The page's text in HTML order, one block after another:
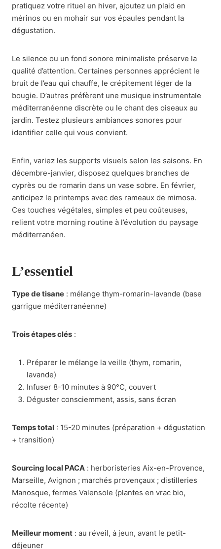
pratiquez votre rituel en hiver, ajoutez un plaid en
mérinos ou en mohair sur vos épaules pendant la
dégustation.
Le silence ou un fond sonore minimaliste préserve la
qualité d’attention. Certaines personnes apprécient le
bruit de l’eau qui chauffe, le crépitement léger de la
bougie. D’autres préfèrent une musique instrumentale
méditerranéenne discrète ou le chant des oiseaux au
jardin. Testez plusieurs ambiances sonores pour
identifier celle qui vous convient.
Enfin, variez les supports visuels selon les saisons. En
décembre-janvier, disposez quelques branches de
cyprès ou de romarin dans un vase sobre. En février,
anticipez le printemps avec des rameaux de mimosa.
Ces touches végétales, simples et peu coûteuses,
relient votre morning routine à l’évolution du paysage
méditerranéen.
L’essentiel
Type de tisane : mélange thym-romarin-lavande (base
garrigue méditerranéenne)
Trois étapes clés :
Préparer le mélange la veille (thym, romarin,
lavande)
Infuser 8-10 minutes à 90°C, couvert
Déguster consciemment, assis, sans écran
Temps total : 15-20 minutes (préparation + dégustation
+ transition)
Sourcing local PACA : herboristeries Aix-en-Provence,
Marseille, Avignon ; marchés provençaux ; distilleries
Manosque, fermes Valensole (plantes en vrac bio,
récolte récente)
Meilleur moment : au réveil, à jeun, avant le petit-
déjeuner